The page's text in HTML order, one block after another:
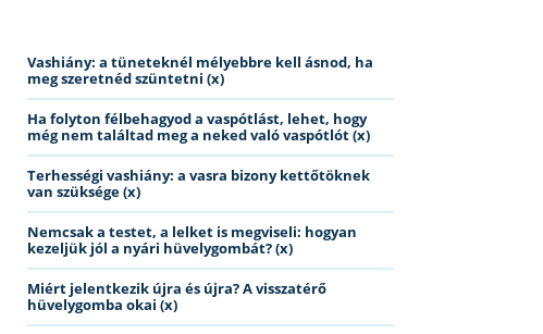
Vashiány: a tüneteknél mélyebbre kell ásnod, ha
meg szeretnéd szüntetni (x)
Ha folyton félbehagyod a vaspótlást, lehet, hogy
még nem találtad meg a neked való vaspótlót (x)
Terhességi vashiány: a vasra bizony kettőtöknek
van szüksége (x)
Nemcsak a testet, a lelket is megviseli: hogyan
kezeljük jól a nyári hüvelygombát? (x)
Miért jelentkezik újra és újra? A visszatérő
hüvelygomba okai (x)